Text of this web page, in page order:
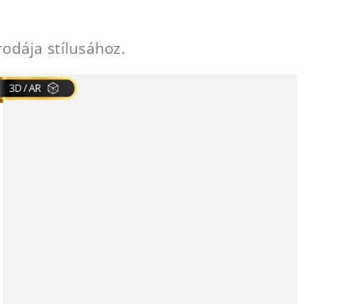
stílusához.